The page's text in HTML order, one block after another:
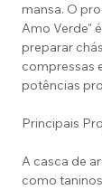
mansa. O
Amo Verde"
preparar
compressas
potências
Principais
A casca de
como